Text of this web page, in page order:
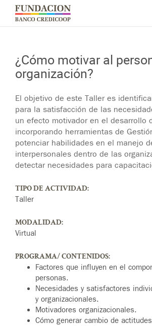
Pasar al contenido principal
Jump to main content
¿Cómo motivar al
organización?
Jump to main content
El objetivo de este Taller es
para la satisfacción de las
un efecto motivador en el desarrollo
incorporando herramientas de
potenciar habilidades en el manejo
interpersonales dentro de las
detectar necesidades para
TIPO DE ACTIVIDAD:
Taller
MODALIDAD:
Virtual
PROGRAMA/ CONTENIDOS:
Factores que influyen en el
personas.
Necesidades y satisfactores
y organizacionales.
Motivadores organizacionales.
Cómo generar cambio de